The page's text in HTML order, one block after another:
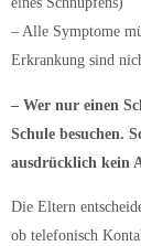
– Alle Symptome
Erkrankung sind
– Wer nur einen
Schule besuchen.
ausdrücklich kein
Die Eltern
ob telefonisch